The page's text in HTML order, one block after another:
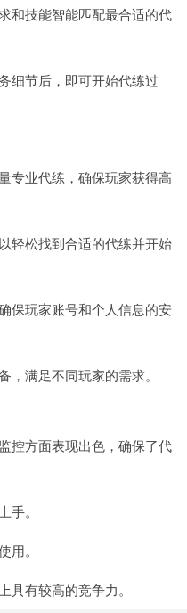
和技能智能匹配最合适的代
细节后，即可开始代练过
专业代练，确保玩家获得高
轻松找到合适的代练并开始
保玩家账号和个人信息的安
，满足不同玩家的需求。
控方面表现出色，确保了代
手。
用。
具有较高的竞争力。